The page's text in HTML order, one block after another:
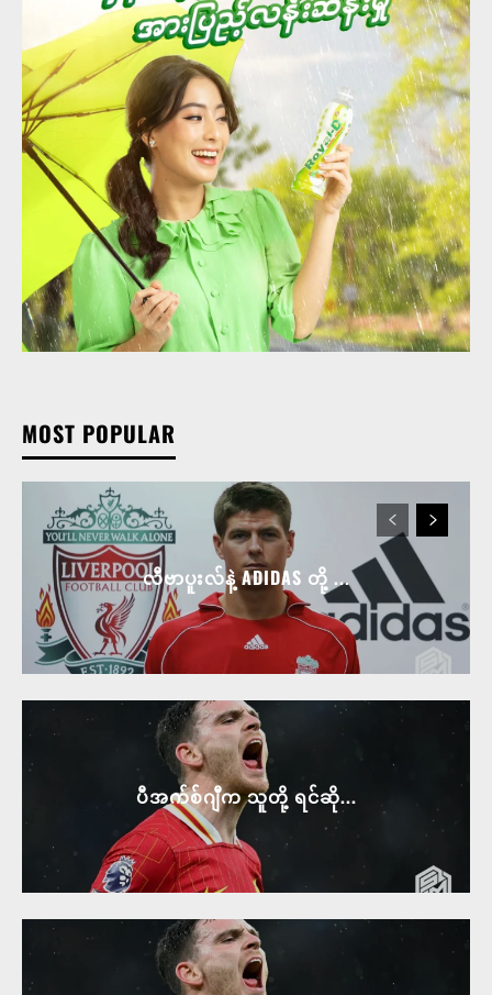
MOST POPULAR
လီဗာပူးလ်နဲ့ ADIDAS တို့ ...
ပီအက်စ်ဂျီက သူတို့ ရင်ဆို...